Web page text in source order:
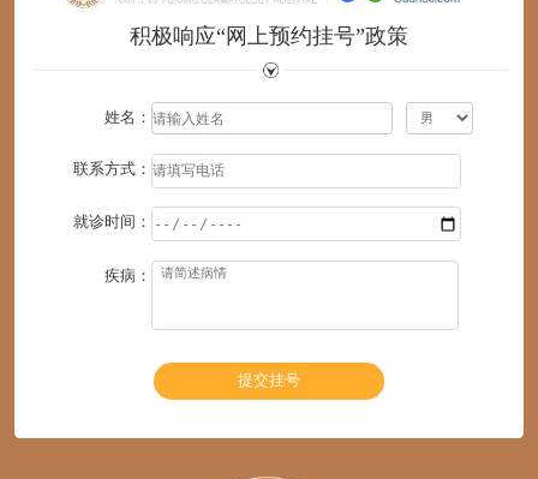
积极响应“网上预约挂号”政策
姓名：
联系方式：
就诊时间：
疾病：